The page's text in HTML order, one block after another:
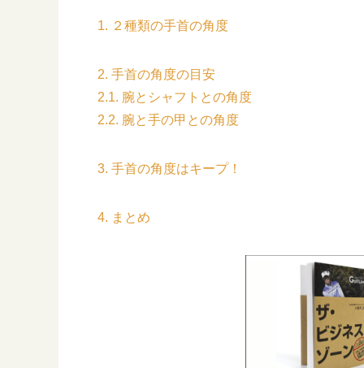
1. ２種類の手首の角度
2. 手首の角度の目安
2.1. 腕とシャフトとの角度
2.2. 腕と手の甲との角度
3. 手首の角度はキープ！
4. まとめ